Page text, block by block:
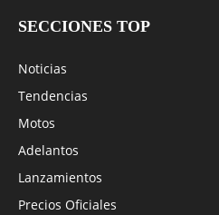
SECCIONES TOP
Noticias
Tendencias
Motos
Adelantos
Lanzamientos
Precios Oficiales